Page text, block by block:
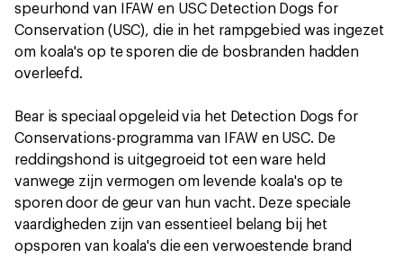
speurhond van IFAW en USC Detection Dogs for
Conservation (USC), die in het rampgebied was ingezet
om koala's op te sporen die de bosbranden hadden
overleefd.
Bear is speciaal opgeleid via het Detection Dogs for
Conservations-programma van IFAW en USC. De
reddingshond is uitgegroeid tot een ware held
vanwege zijn vermogen om levende koala's op te
sporen door de geur van hun vacht. Deze speciale
vaardigheden zijn van essentieel belang bij het
opsporen van koala's die een verwoestende brand